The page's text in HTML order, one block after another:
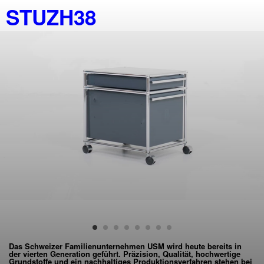
STUZH38
Das Schweizer Familienunternehmen USM wird heute bereits in
der vierten Generation geführt. Präzision, Qualität, hochwertige
Grundstoffe und ein nachhaltiges Produktionsverfahren stehen bei